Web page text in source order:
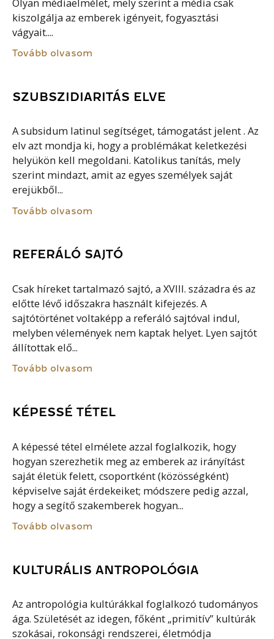
Olyan médiaelmélet, mely szerint a média csak
kiszolgálja az emberek igényeit, fogyasztási
vágyait....
Tovább olvasom
SZUBSZIDIARITÁS ELVE
A subsidum latinul segítséget, támogatást jelent . Az
elv azt mondja ki, hogy a problémákat keletkezési
helyükön kell megoldani. Katolikus tanítás, mely
szerint mindazt, amit az egyes személyek saját
erejükből...
Tovább olvasom
REFERÁLÓ SAJTÓ
Csak híreket tartalmazó sajtó, a XVIII. századra és az
előtte lévő időszakra használt kifejezés. A
sajtótörténet voltaképp a referáló sajtóval indul,
melyben vélemények nem kaptak helyet. Lyen sajtót
állítottak elő...
Tovább olvasom
KÉPESSÉ TÉTEL
A képessé tétel elmélete azzal foglalkozik, hogy
hogyan szerezhetik meg az emberek az irányítást
saját életük felett, csoportként (közösségként)
képviselve saját érdekeiket; módszere pedig azzal,
hogy a segítő szakemberek hogyan...
Tovább olvasom
KULTURÁLIS ANTROPOLÓGIA
Az antropológia kultúrákkal foglalkozó tudományos
ága. Születését az idegen, főként „primitív” kultúrák
szokásai, rokonsági rendszerei, életmódja